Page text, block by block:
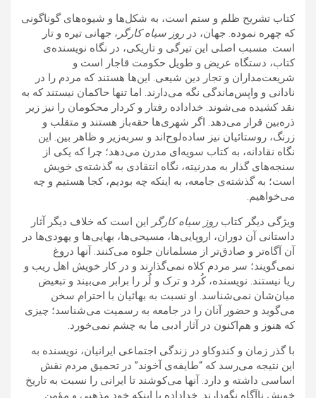
کتاب تشریح ظلم و ستم است، به شکل‌ها و شیوه‌های گوناگونی
که چهره نموده. جهان، در روز سیاه کارگر ، جهانی تیره و تار
است. مسبب اصلی این تیرگی و تاریکی، در نگاه نویسنده‌ی
کتاب، دستگاه عریض و طویل حکومت قاجار است و
شریعت‌مداران و تجار دین شیعی. این‌ها هستند که مردم را در
نادانی و واپس‌ماندگی‌ نگه‌ می‌دارند. اما تنها حاکمان نیستند که به
نقد کشیده می‌شوند. خداداده رفتار و کردار محکومان را نیز زیر
ذره‌بین قرار می‌دهد.‌ اگر شهری‌ها حقه‌باز هستند و متقلب و
زرنگ، روستائیان نیز ساده‌‌لوح‌اند و سربه‌زیر و ظاهر بین. این
نگاه نقادانه، به کتاب سویه‌ای مدرن می‌دهد؛ چرا که یکی از
سنجه‌های گذار به مدرنیته، نگاه انتقادی به گذشته‌ی خویش
است؛ به گذشته‌ی جامعه، به اینکه چه بودیم، کجا هستیم و چه
می‌خواهیم.
ویژگی دیگر کتاب روز سیاه کارگر این است که خلاف دیگر آثار
داستانی آن دوران، اروپایی‌ها، مسیحی‌ها، بهایی‌ها و یهودی‌ها در
آن آگاه‌تر و صادق‌تر از مسلمانان جلوه می‌کنند. آنها دروغ
نمی‌گویند؛ سر مردم کلاه نمی‌گذارند و در کار خویش اهل ریب و
ریا نیستند. نویسنده، کُرد و ترک و لُر را برابر می‌بیند و تبعیض
میان‌شان نمی‌شناسد. او نسبت به بهائیان با احترام سخن
می‌گوید و حضور آنان را در جامعه به رسمیت می‌شناسد؛ چیزی
که هنوز و هم‌اکنون در آثار ادبی ما به چشم نمی‌خورد.
با گذر زمان و کندوکاو در زندگی اجتماعی ایرانیان، نویسنده به
این نتیجه می‌رسد که “طایفه‌ی آخوند” در تحمیق مردم نقش
اساسی داشته و دارد. آنها می‌کوشند تا ایرانی را نسبت به تاریخ
خویش ناآگاه نگه‌دارند. خداداده با اینکه خود مذهبی و مؤمن